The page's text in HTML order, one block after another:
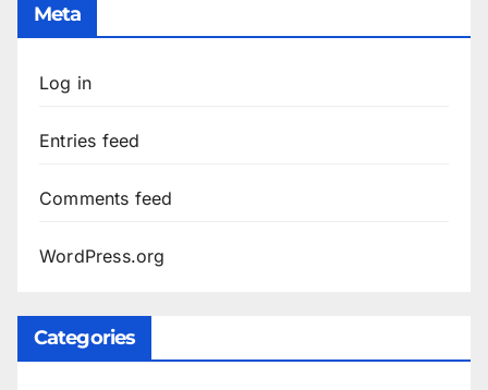
Meta
Log in
Entries feed
Comments feed
WordPress.org
Categories